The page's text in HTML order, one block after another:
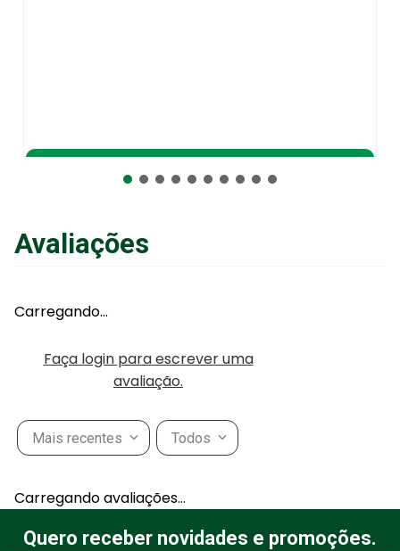
Avaliações
Carregando…
Faça login para escrever uma
avaliação.
Mais recentes Todos
Carregando avaliações…
Quero receber novidades e promoções.